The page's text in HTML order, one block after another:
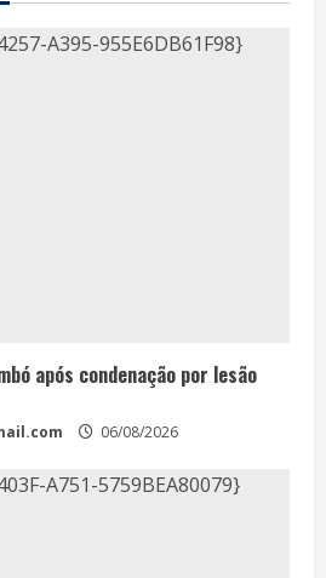
após condenação por lesão
06/08/2026